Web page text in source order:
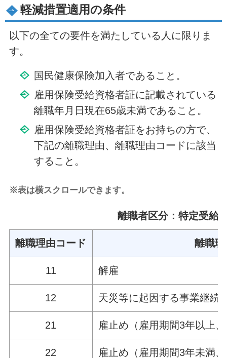
軽減措置適用の条件
以下の全ての要件を満たしている人に限りま
す。
国民健康保険加入者であること。
雇用保険受給資格者証に記載されている
離職年月日現在65歳未満であること。
雇用保険受給資格者証をお持ちの方で、
下記の離職理由、離職理由コードに該当
すること。
※表は横スクロールできます。
離職者区分：特定受給
離職理由コード 離職
11 解雇
12 天災等に起因する事業継続
21 雇止め（雇用期間3年以上
22 雇止め（雇用期間3年未満